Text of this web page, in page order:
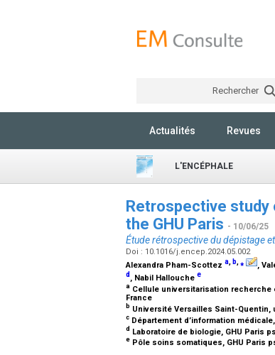
Rechercher
Actualités Revues
L'ENCÉPHALE
Retrospective study
the GHU Paris - 10/06/25
Étude rétrospective du dépistage
Doi : 10.1016/j.encep.2024.05.002
Alexandra Pham-Scottez a, b,⁎ ,
d , Nabil Hallouche e
a Cellule universitarisation recherche
France
b Université Versailles Saint-Quentin,
c Département d’information
d Laboratoire de biologie, GHU Paris
e Pôle soins somatiques, GHU Paris